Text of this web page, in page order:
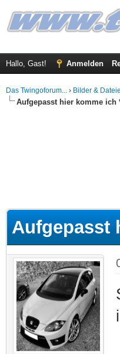
Hallo, Gast! Anmelden
Das Twingoforum... › Bilder &
Aufgepasst hier komme ich
Aufgepasst